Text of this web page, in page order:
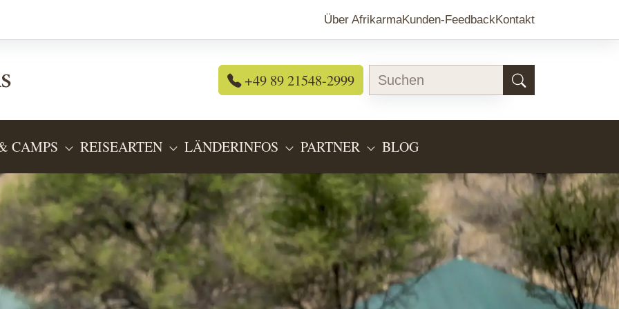
Über AfrikarmaKunden-FeedbackKontakt
+49 89 21548-2999
"REISEANGEBOTE"
CAMPS SUBMENU FOR "LODGES & CAMPS"
REISEARTEN SUBMENU FOR "REISEARTEN"
LÄNDERINFOS SUBMENU FOR "LÄNDERINFOS"
PARTNER SUBMENU FOR "PARTNER"
BLOG